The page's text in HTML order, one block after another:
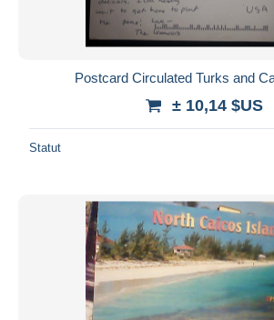
Postcard Circulated Turks and
± 10,14 $US
Statut